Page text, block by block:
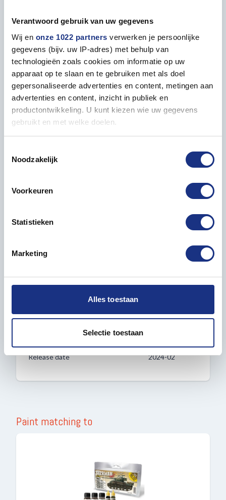
Verantwoord gebruik van uw gegevens
Wij en onze 1022 partners verwerken je persoonlijke
gegevens (bijv. uw IP-adres) met behulp van
technologieën zoals cookies om informatie op uw
apparaat op te slaan en te gebruiken met als doel
gepersonaliseerde advertenties en content, metingen aan
advertenties en content, inzicht in publiek en
productontwikkeling. U kunt kiezen wie uw gegevens
gebruikt en met welke doelen.
Informatie verzamelen over uw geografische locatie,
Uw apparaat identificeren door het actief te scannen
op specifieke eigenschappen (fingerprinting)
verwerkt en stel uw voorkeuren in het
detailgedeelte
in.
personaliseren, om functies voor social media te bieden
en om ons websiteverkeer te analyseren. Ook delen we
partners voor social media, adverteren en analyse. Deze
partners kunnen deze gegevens combineren met andere
verzameld op basis van uw gebruik van hun services.
Noodzakelijk
Voorkeuren
Statistieken
Marketing
Alles toestaan
Selectie toestaan
– Decals for 4 versions
Complete your collection with this powerful WWII
tank and enjoy the pride of building a legendary piece
of history.
Properties
GENERAL
Packaging box height in mm
Release date 2024-02
Paint matching to